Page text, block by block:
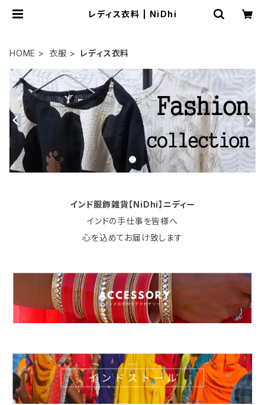
レディス衣料 | NiDhi
HOME 衣服 レディス衣料
インド服飾雑貨【NiDhi】ニディー
インドの手仕事を皆様へ
心を込めてお届け致します